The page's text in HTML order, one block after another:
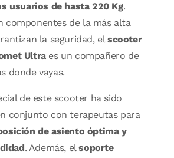
usuarios de hasta 220 Kg.
componentes de la más alta
la seguridad, elscooter
Ultraes un compañero de
donde vayas.
de este scooter ha sido
conjunto con terapeutas para
de asiento óptima y
. Además, elsoporte